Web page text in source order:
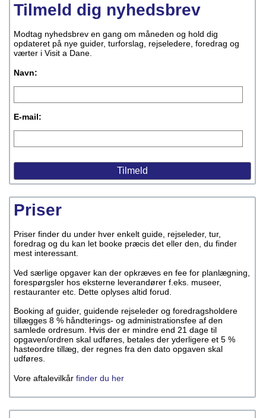
Tilmeld dig nyhedsbrev
Modtag nyhedsbrev en gang om måneden og hold dig
opdateret på nye guider, turforslag, rejseledere, foredrag og
værter i Visit a Dane.
Navn:
E-mail:
Priser
Priser finder du under hver enkelt guide, rejseleder, tur,
foredrag og du kan let booke præcis det eller den, du finder
mest interessant.
Ved særlige opgaver kan der opkræves en fee for planlægning,
forespørgsler hos eksterne leverandører f.eks. museer,
restauranter etc. Dette oplyses altid forud.
Booking af guider, guidende rejseleder og foredragsholdere
tillægges 8 % håndterings- og administrationsfee af den
samlede ordresum. Hvis der er mindre end 21 dage til
opgaven/ordren skal udføres, betales der yderligere et 5 %
hasteordre tillæg, der regnes fra den dato opgaven skal
udføres.
Vore aftalevilkår finder du her